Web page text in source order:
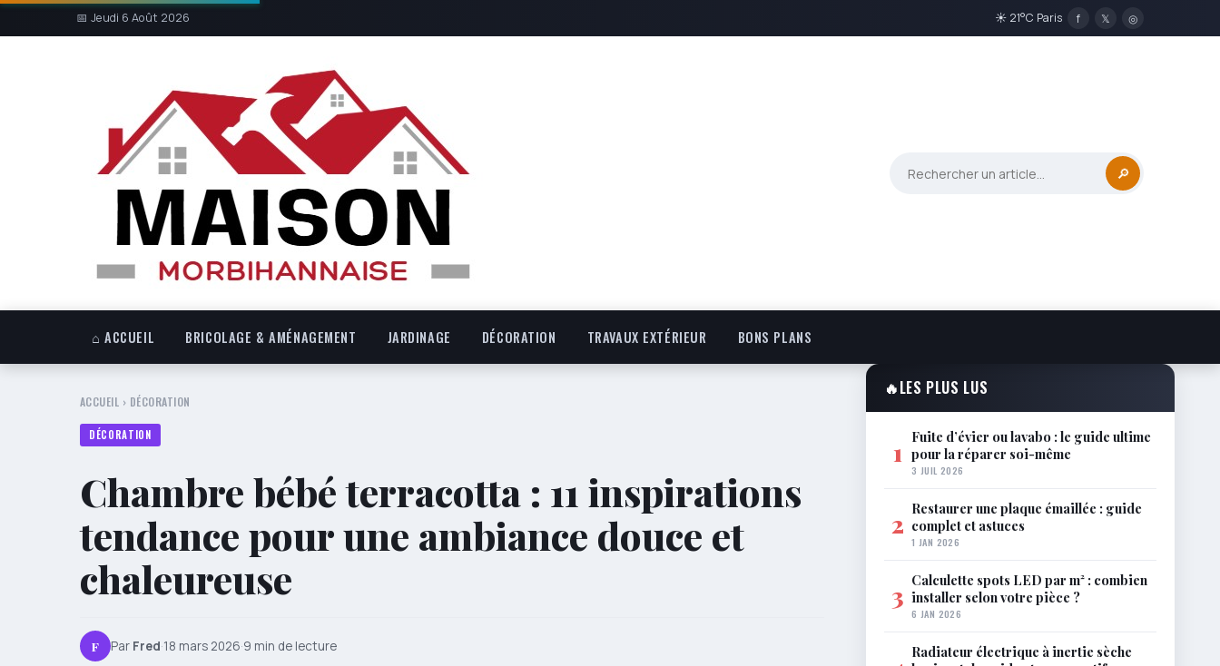
📅 Jeudi 6 Août 2026 ☀ 21°C Paris f 𝕏 ◎
🔎
⌂ ACCUEIL BRICOLAGE & AMÉNAGEMENT JARDINAGE DÉCORATION TRAVAUX EXTÉRIEUR BONS PLANS
ACCUEIL › DÉCORATION
DÉCORATION
Chambre bébé terracotta : 11 inspirations
tendance pour une ambiance douce et
chaleureuse
F Par Fred·18 mars 2026·9 min de lecture
🔥LES PLUS LUS
1 Fuite d’évier ou lavabo : le guide ultime
pour la réparer soi-même
3 JUIL 2026
2 Restaurer une plaque émaillée : guide
complet et astuces
1 JAN 2026
3 Calculette spots LED par m² : combien
installer selon votre pièce ?
6 JAN 2026
Radiateur électrique à inertie sèche